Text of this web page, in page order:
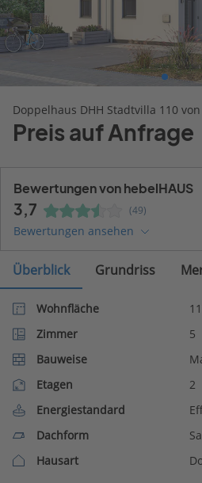
Doppelhaus DHH Stadtvilla 110
Preis auf Anfrage
Bewertungen von hebelHAUS
3,7 (49)
Bewertungen ansehen
Überblick Grundriss
Wohnfläche
Zimmer
5
Bauweise
Etagen
2
Energiestandard
Dachform
Hausart